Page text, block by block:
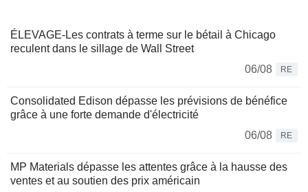
ÉLEVAGE-Les contrats à terme sur le bétail à Chicago
reculent dans le sillage de Wall Street
06/08
RE
Consolidated Edison dépasse les prévisions de bénéfice
grâce à une forte demande d'électricité
06/08
RE
MP Materials dépasse les attentes grâce à la hausse des
ventes et au soutien des prix américain